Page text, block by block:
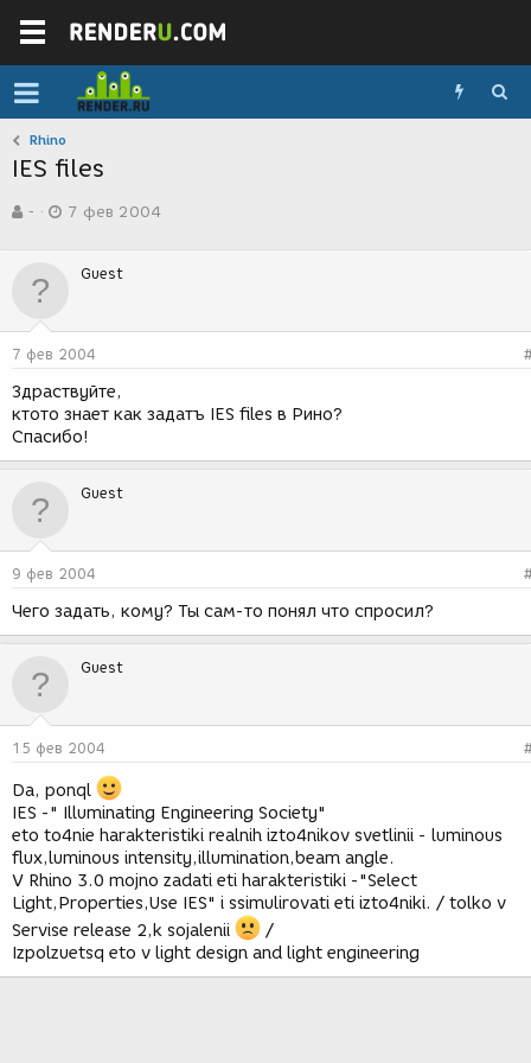
Rhino
IES files
в
р
м
ы
-
а
д
н
и
я
7 фев 2004
Guest
7 фев 2004
Здраствуйте,
ктото знает как задатъ IES files в Рино?
Спасибо!
Guest
9 фев 2004
Чего задать, кому? Ты сам-то понял что спросил?
Guest
15 фев 2004
Da, ponql
IES -" Illuminating Engineering Society"
eto to4nie harakteristiki realnih izto4nikov svetlinii - luminous
flux,luminous intensity,illumination,beam angle.
V Rhino 3.0 mojno zadati eti harakteristiki -"Select
Light,Properties,Use IES" i ssimulirovati eti izto4niki. / tolko v
Servise release 2,k sojalenii
/
Izpolzuetsq eto v light design and light engineering